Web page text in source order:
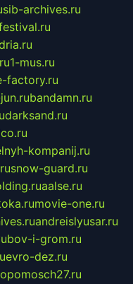
sib-archives.ru
1-mus.ru
factory.ru
bandamn.ru
darksand.ru
kompanij.ru
snow-guard.ru
aalse.ru
movie-one.ru
andreislyusar.ru
i-grom.ru
evro-dez.ru